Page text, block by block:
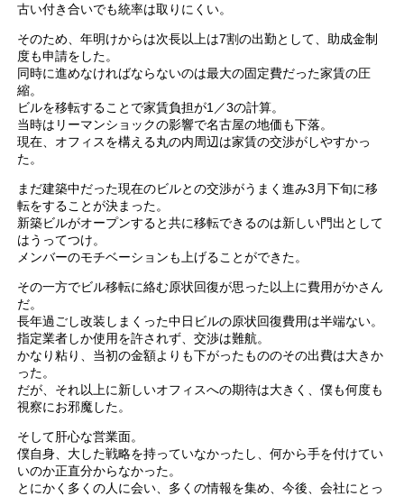
古い付き合いでも統率は取りにくい。
そのため、年明けからは次長以上は7割の出勤として、助成金制
度も申請をした。
同時に進めなければならないのは最大の固定費だった家賃の圧
縮。
ビルを移転することで家賃負担が1／3の計算。
当時はリーマンショックの影響で名古屋の地価も下落。
現在、オフィスを構える丸の内周辺は家賃の交渉がしやすかっ
た。
まだ建築中だった現在のビルとの交渉がうまく進み3月下旬に移
転をすることが決まった。
新築ビルがオープンすると共に移転できるのは新しい門出として
はうってつけ。
メンバーのモチベーションも上げることができた。
その一方でビル移転に絡む原状回復が思った以上に費用がかさん
だ。
長年過ごし改装しまくった中日ビルの原状回復費用は半端ない。
指定業者しか使用を許されず、交渉は難航。
かなり粘り、当初の金額よりも下がったもののその出費は大きか
った。
だが、それ以上に新しいオフィスへの期待は大きく、僕も何度も
視察にお邪魔した。
そして肝心な営業面。
僕自身、大した戦略を持っていなかったし、何から手を付けてい
いのか正直分からなかった。
とにかく多くの人に会い、多くの情報を集め、今後、会社にとっ